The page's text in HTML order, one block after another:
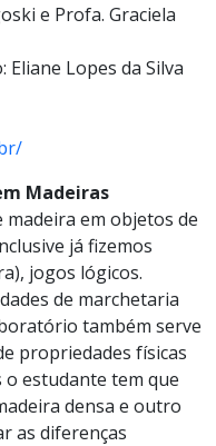
e Profa. Graciela
Lopes da Silva
Madeiras
em objetos de
já fizemos
jogos lógicos.
de marchetaria
também serve
propriedades físicas
o estudante tem que
densa e outro
as diferenças